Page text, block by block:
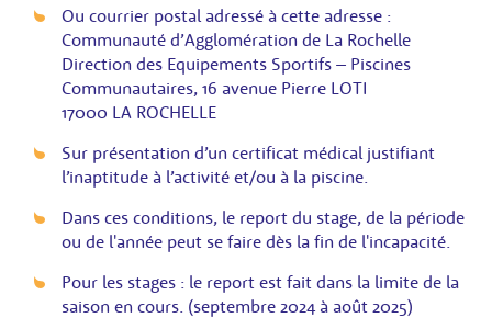
Ou courrier postal adressé à cette adresse :
Communauté d’Agglomération de La Rochelle
Direction des Equipements Sportifs – Piscines
Communautaires, 16 avenue Pierre LOTI
17000 LA ROCHELLE
Sur présentation d’un certificat médical justifiant
l’inaptitude à l’activité et/ou à la piscine.
Dans ces conditions, le report du stage, de la période
ou de l'année peut se faire dès la fin de l'incapacité.
Pour les stages : le report est fait dans la limite de la
saison en cours. (septembre 2024 à août 2025)